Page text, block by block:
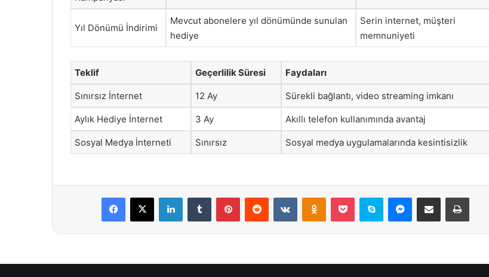
Yıl Dönümü İndirimi
Mevcut abonelere yıl dönümünde sunulan
hediye
Serin internet, müşteri
memnuniyeti
Teklif Geçerlilik Süresi Faydaları
Sınırsız İnternet 12 Ay Sürekli bağlantı, video streaming imkanı
Aylık Hediye İnternet 3 Ay Akıllı telefon kullanımında avantaj
Sosyal Medya İnterneti Sınırsız Sosyal medya uygulamalarında kesintisizlik
Facebook
X LinkedInTumblr PinterestReddit VKontakteOdnoklassniki
Pocket Skype Messenger
E-Posta ile paylaş Yazdır